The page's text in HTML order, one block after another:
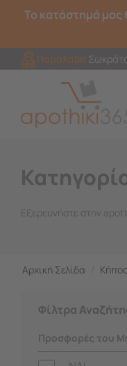
Το κατάστημά μας
Παραλαβή
Εξερευνήστε στην
Αρχική Σελίδα Κήπος
Φίλτρα
Προσφορές του